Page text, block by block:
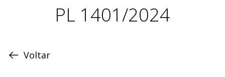
ProposiçãoPL 1401/2024
Voltar